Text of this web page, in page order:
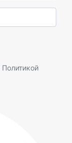
Политикой